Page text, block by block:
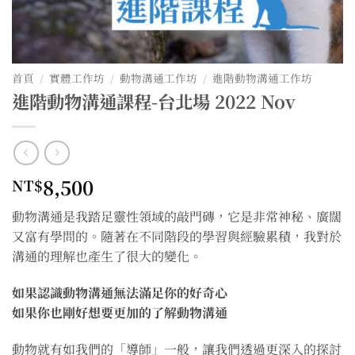
首頁 / 實體工作坊 / 動物溝通工作坊 / 進階動物溝通工作坊
進階動物溝通課程-台北場 2022 Nov
NT$8,500
動物溝通是我踏足靈性領域的敲門磚，它是非常神秘、廣闊
又富有學問的。隨著在不同階段的學習與經驗累積，我對於
溝通的理解也產生了很大的變化。
如果認識動物溝通無法滿足你的好奇心
如果你也剛好想要更加的了解動物溝通
動物就有如我們的「導師」一般，讓我們透過更深入的探討